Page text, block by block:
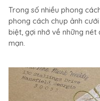
Trong số nhiều phong
phong cách chụp ảnh
biệt, gợi nhớ về những nét
mạn.